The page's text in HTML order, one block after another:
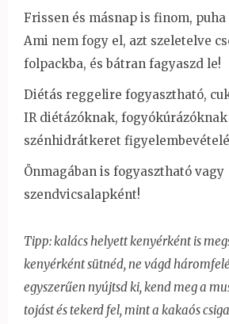
Frissen és másnap is finom,
Ami nem fogy el, azt szeletelve
folpackba, és bátran fagyaszd le!
Diétás reggelire fogyasztható,
IR diétázóknak, fogyókúrázóknak
szénhidrátkeret
Önmagában is fogyasztható vagy
szendvicsalapként!
Tipp: kalács helyett kenyérként is
kenyérként sütnéd, ne vágd
egyszerűen nyújtsd ki, kend meg a
tojást és tekerd fel, mint a kakaós